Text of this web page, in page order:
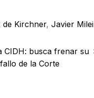
de Kirchner, Javier Milei
CIDH: busca frenar su
de la Corte